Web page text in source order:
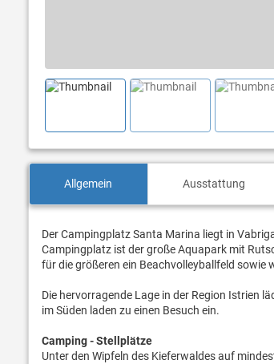
Allgemein Ausstattung
Der Campingplatz Santa Marina liegt in
Campingplatz ist der große Aquapark mit
für die größeren ein Beachvolleyballfeld sowie
Die hervorragende Lage in der Region Istrien
im Süden laden zu einen Besuch ein.
Camping - Stellplätze
Unter den Wipfeln des Kieferwaldes auf